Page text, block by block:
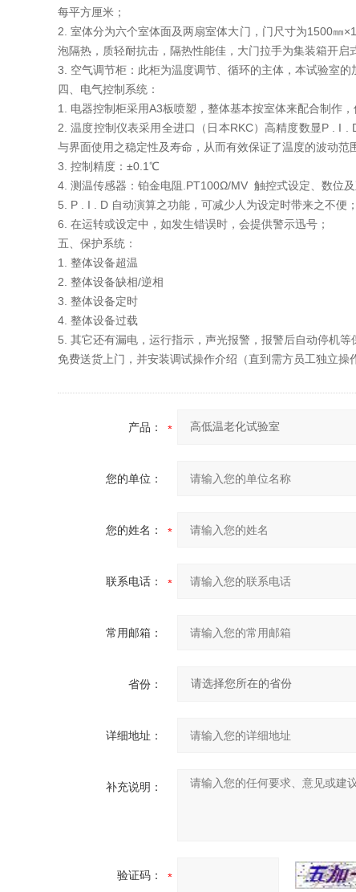
每平方厘米；
2. 室体分为六个室体面及两扇室体大门，门尺寸为1500㎜
泡隔热，质轻耐抗击，隔热性能佳，大门拉手为集装箱开启
3. 空气调节柜：此柜为温度调节、循环的主体，本试验室
四、电气控制系统：
1. 电器控制柜采用A3板喷塑，整体基本按室体来配合制作，
2. 温度控制仪表采用全进口（日本RKC）高精度数显P . I
与界面使用之稳定性及寿命，从而有效保证了温度的波动范
3. 控制精度：±0.1℃
4. 测温传感器：铂金电阻.PT100Ω/MV 触控式设定、数位及
5. P . I . D 自动演算之功能，可减少人为设定时带来之不便；
6. 在运转或设定中，如发生错误时，会提供警示迅号；
五、保护系统：
1. 整体设备超温
2. 整体设备缺相/逆相
3. 整体设备定时
4. 整体设备过载
5. 其它还有漏电，运行指示，声光报警，报警后自动停机等
免费送货上门，并安装调试操作介绍（直到需方员工独立操
产品：
您的单位：
您的姓名：
联系电话：
常用邮箱：
省份：
详细地址：
补充说明：
验证码：